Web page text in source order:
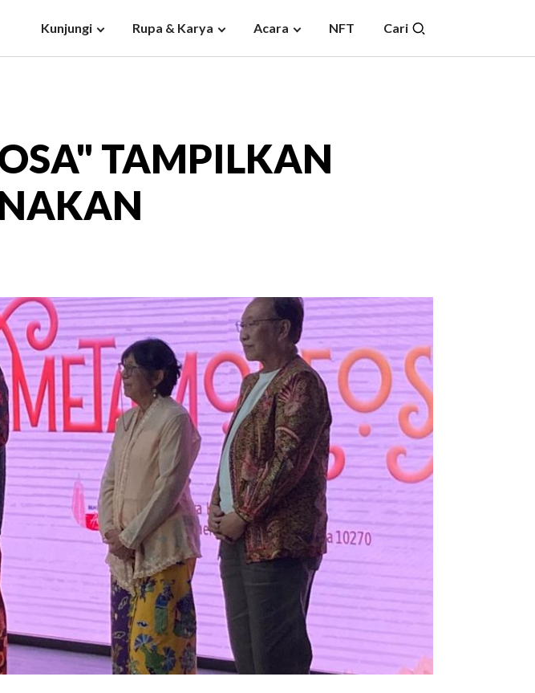
Kunjungi Rupa & Karya Acara NFT Cari
TAMPILKAN